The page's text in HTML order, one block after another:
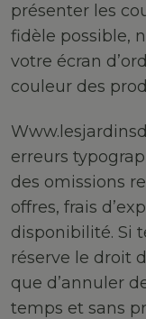
présenter les
fidèle possible,
votre écran
couleur des
erreurs
des omissions
offres, frais
disponibilité. Si
réserve le droit
que d’annuler
temps et sans